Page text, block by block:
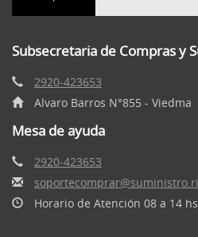
Subsecretaria de Compras y
2920-423653
Alvaro Barros N°855 - Viedma
Mesa de ayuda
2920-423653
Horario de Atención 08 a 14 hs